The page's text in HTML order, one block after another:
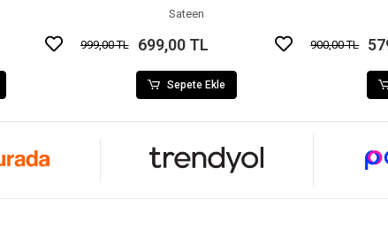
Sateen
999,00 TL 699,00 TL
Sepete Ekle
900,00 TL